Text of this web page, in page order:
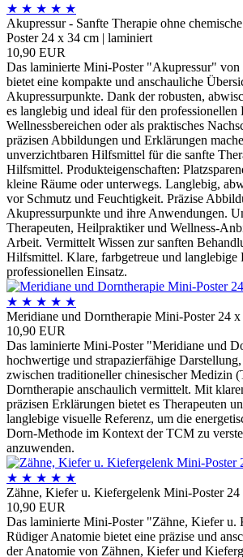
★ ★ ★ ★ ★
Akupressur - Sanfte Therapie ohne
Poster 24 x 34 cm | laminiert
10,90 EUR
Das laminierte Mini-Poster "Akupressur"
bietet eine kompakte und anschauliche
Akupressurpunkte. Dank der robusten,
es langlebig und ideal für den professionellen
Wellnessbereichen oder als praktisches
präzisen Abbildungen und Erklärungen
unverzichtbaren Hilfsmittel für die sanfte
Hilfsmittel. Produkteigenschaften:
kleine Räume oder unterwegs. Langlebig,
vor Schmutz und Feuchtigkeit. Präzise
Akupressurpunkte und ihre Anwendungen.
Therapeuten, Heilpraktiker und Wellness-
Arbeit. Vermittelt Wissen zur sanften
Hilfsmittel. Klare, farbgetreue und langlebige
professionellen Einsatz.
★ ★ ★ ★ ★
Meridiane und Dorntherapie Mini-Poster 24
10,90 EUR
Das laminierte Mini-Poster "Meridiane und
hochwertige und strapazierfähige
zwischen traditioneller chinesischer Medizin
Dorntherapie anschaulich vermittelt. Mit
präzisen Erklärungen bietet es Therapeuten
langlebige visuelle Referenz, um die
Dorn-Methode im Kontext der TCM zu
anzuwenden.
★ ★ ★ ★ ★
Zähne, Kiefer u. Kiefergelenk Mini-Poster
10,90 EUR
Das laminierte Mini-Poster "Zähne, Kiefer u.
Rüdiger Anatomie bietet eine präzise und
der Anatomie von Zähnen, Kiefer und